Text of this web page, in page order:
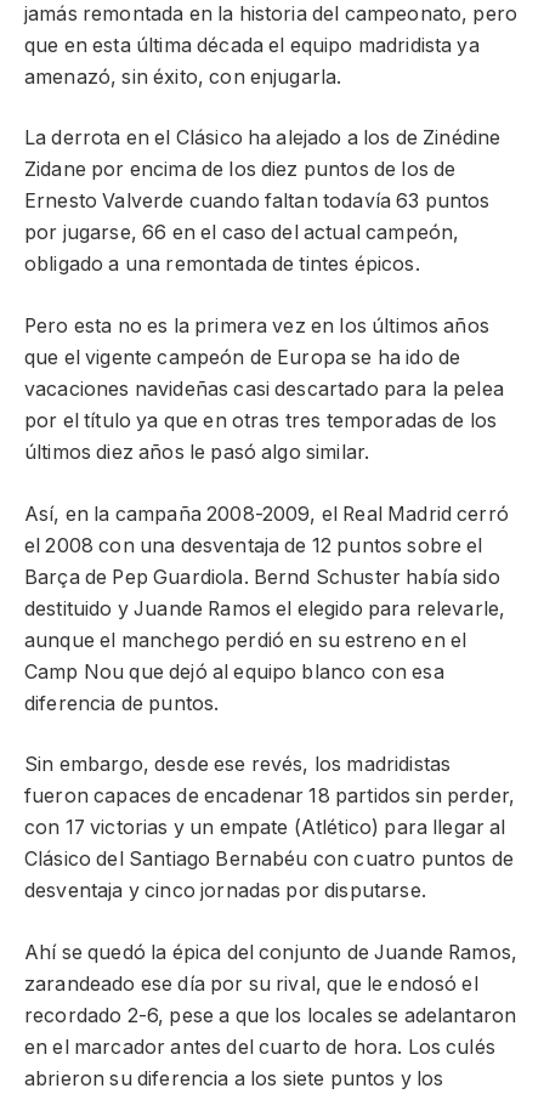
jamás remontada en la historia del campeonato, pero
que en esta última década el equipo madridista ya
amenazó, sin éxito, con enjugarla.
La derrota en el Clásico ha alejado a los de Zinédine
Zidane por encima de los diez puntos de los de
Ernesto Valverde cuando faltan todavía 63 puntos
por jugarse, 66 en el caso del actual campeón,
obligado a una remontada de tintes épicos.
Pero esta no es la primera vez en los últimos años
que el vigente campeón de Europa se ha ido de
vacaciones navideñas casi descartado para la pelea
por el título ya que en otras tres temporadas de los
últimos diez años le pasó algo similar.
Así, en la campaña 2008-2009, el Real Madrid cerró
el 2008 con una desventaja de 12 puntos sobre el
Barça de Pep Guardiola. Bernd Schuster había sido
destituido y Juande Ramos el elegido para relevarle,
aunque el manchego perdió en su estreno en el
Camp Nou que dejó al equipo blanco con esa
diferencia de puntos.
Sin embargo, desde ese revés, los madridistas
fueron capaces de encadenar 18 partidos sin perder,
con 17 victorias y un empate (Atlético) para llegar al
Clásico del Santiago Bernabéu con cuatro puntos de
desventaja y cinco jornadas por disputarse.
Ahí se quedó la épica del conjunto de Juande Ramos,
zarandeado ese día por su rival, que le endosó el
recordado 2-6, pese a que los locales se adelantaron
en el marcador antes del cuarto de hora. Los culés
abrieron su diferencia a los siete puntos y los